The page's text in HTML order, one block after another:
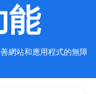
能
網站和應用程式的無障